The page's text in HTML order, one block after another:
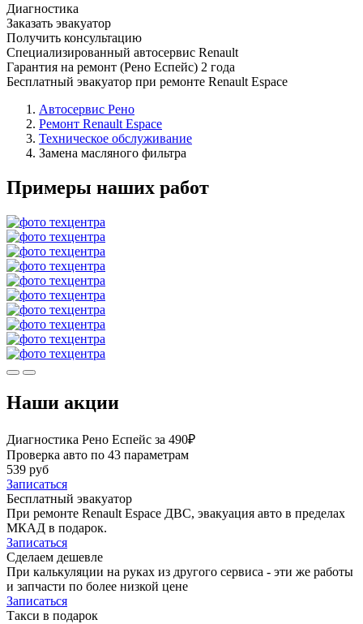
Диагностика
Заказать эвакуатор
Получить консультацию
Специализированный автосервис Renault
Гарантия на ремонт (Рено Еспейс) 2 года
Бесплатный эвакуатор при ремонте Renault Espace
Автосервис Рено
Ремонт Renault Espace
Техническое обслуживание
Замена масляного фильтра
Примеры наших работ
Наши акции
Диагностика Рено Еспейс за 490₽
Проверка авто по 43 параметрам
539 руб
Записаться
Бесплатный эвакуатор
При ремонте Renault Espace ДВС, эвакуация авто в пределах
МКАД в подарок.
Записаться
Сделаем дешевле
При калькуляции на руках из другого сервиса - эти же работы
и запчасти по более низкой цене
Записаться
Такси в подарок